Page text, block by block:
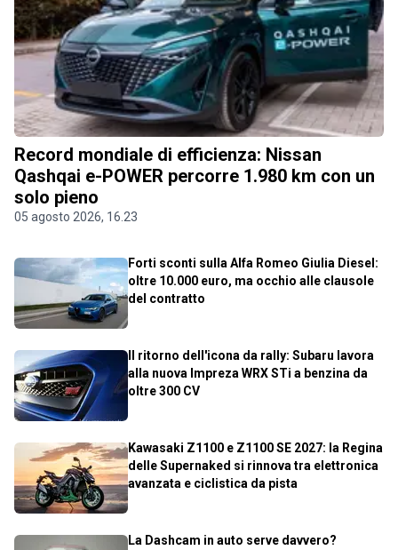
Record mondiale di efficienza: Nissan
Qashqai e-POWER percorre 1.980 km con un
solo pieno
05 agosto 2026, 16.23
Forti sconti sulla Alfa Romeo Giulia Diesel:
oltre 10.000 euro, ma occhio alle clausole
del contratto
Il ritorno dell'icona da rally: Subaru lavora
alla nuova Impreza WRX STi a benzina da
oltre 300 CV
Kawasaki Z1100 e Z1100 SE 2027: la Regina
delle Supernaked si rinnova tra elettronica
avanzata e ciclistica da pista
La Dashcam in auto serve davvero?